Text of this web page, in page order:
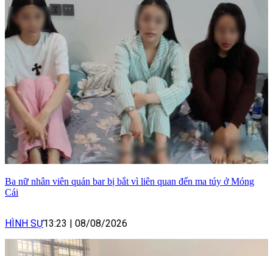
Ba nữ nhân viên quán bar bị bắt vì liên quan đến ma túy ở Móng
Cái
HÌNH SỰ13:23 | 08/08/2026